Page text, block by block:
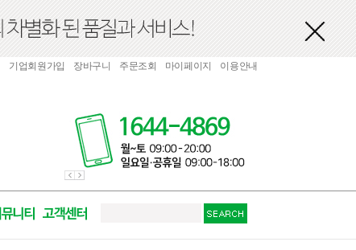
기업회원가입 장바구니 주문조회 마이페이지 이용안내